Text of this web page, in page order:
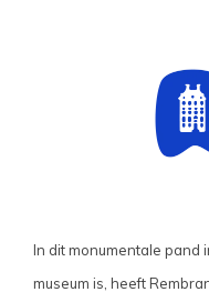
In dit monumentale pand
museum is, heeft